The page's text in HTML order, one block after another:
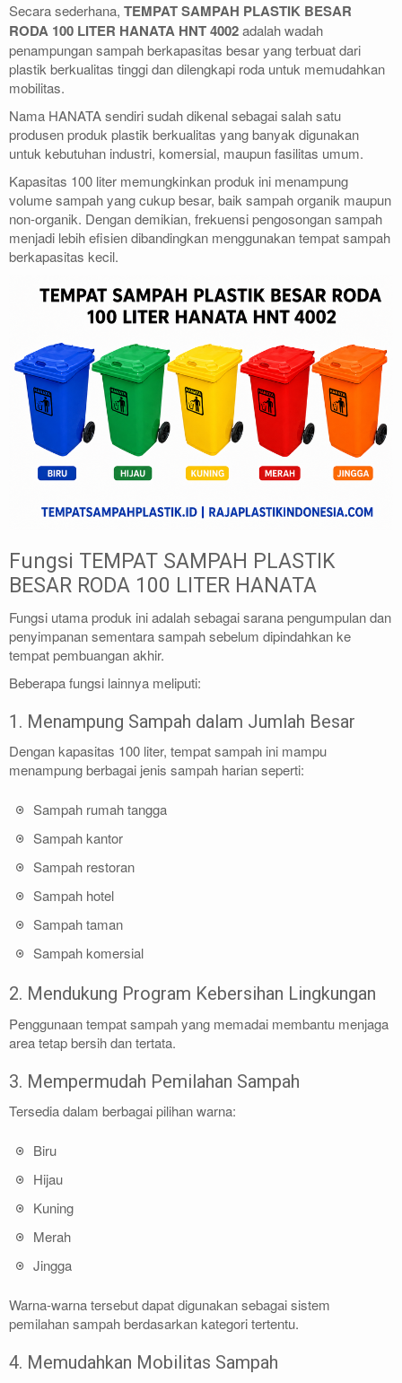
Secara sederhana, TEMPAT SAMPAH PLASTIK BESAR
RODA 100 LITER HANATA HNT 4002adalah wadah
penampungan sampah berkapasitas besar yang terbuat dari
plastik berkualitas tinggi dan dilengkapi roda untuk memudahkan
mobilitas.
Nama HANATA sendiri sudah dikenal sebagai salah satu
produsen produk plastik berkualitas yang banyak digunakan
untuk kebutuhan industri, komersial, maupun fasilitas umum.
Kapasitas 100 liter memungkinkan produk ini menampung
volume sampah yang cukup besar, baik sampah organik maupun
non-organik. Dengan demikian, frekuensi pengosongan sampah
menjadi lebih efisien dibandingkan menggunakan tempat sampah
berkapasitas kecil.
Fungsi TEMPAT SAMPAH PLASTIK
BESAR RODA 100 LITER HANATA
Fungsi utama produk ini adalah sebagai sarana pengumpulan dan
penyimpanan sementara sampah sebelum dipindahkan ke
tempat pembuangan akhir.
Beberapa fungsi lainnya meliputi:
1. Menampung Sampah dalam Jumlah Besar
Dengan kapasitas 100 liter, tempat sampah ini mampu
menampung berbagai jenis sampah harian seperti:
Sampah rumah tangga
Sampah kantor
Sampah restoran
Sampah hotel
Sampah taman
Sampah komersial
2. Mendukung Program Kebersihan Lingkungan
Penggunaan tempat sampah yang memadai membantu menjaga
area tetap bersih dan tertata.
3. Mempermudah Pemilahan Sampah
Tersedia dalam berbagai pilihan warna:
Biru
Hijau
Kuning
Merah
Jingga
Warna-warna tersebut dapat digunakan sebagai sistem
pemilahan sampah berdasarkan kategori tertentu.
4. Memudahkan Mobilitas Sampah